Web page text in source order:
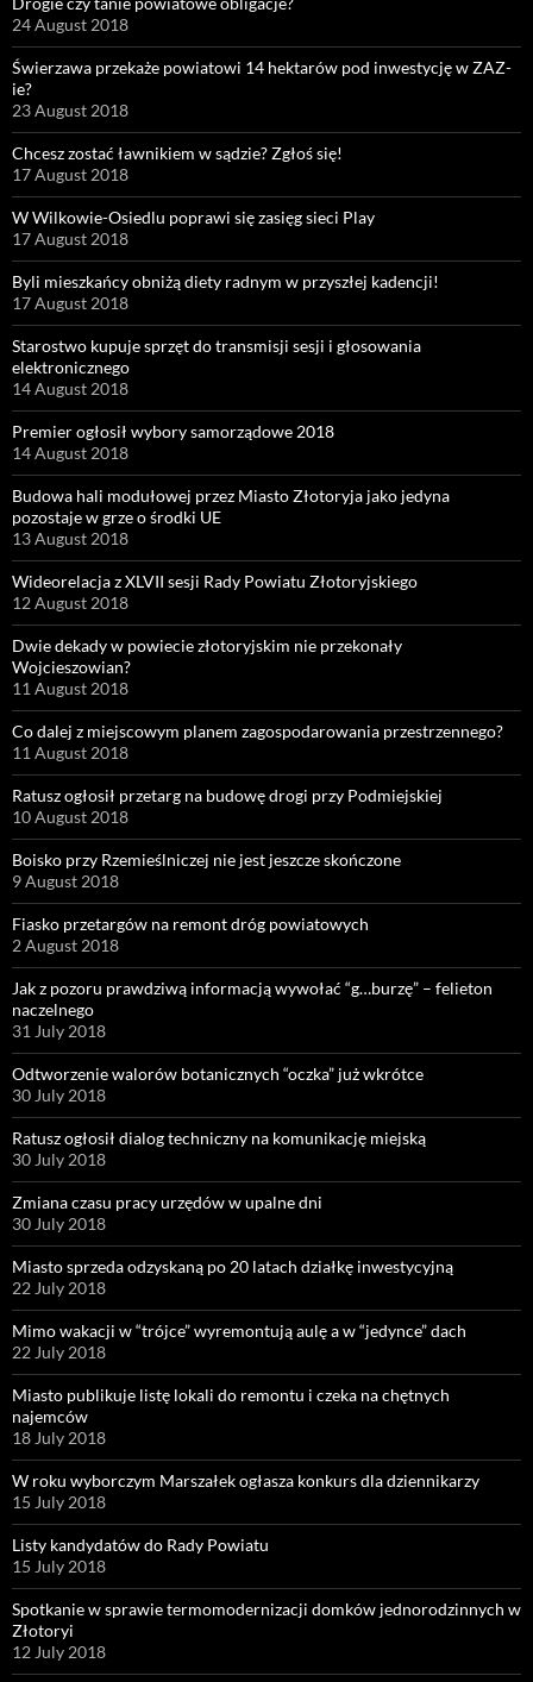
24 August 2018
Świerzawa przekaże powiatowi 14 hektarów pod inwestycję w ZAZ-
ie?
23 August 2018
Chcesz zostać ławnikiem w sądzie? Zgłoś się!
17 August 2018
W Wilkowie-Osiedlu poprawi się zasięg sieci Play
17 August 2018
Byli mieszkańcy obniżą diety radnym w przyszłej kadencji!
17 August 2018
Starostwo kupuje sprzęt do transmisji sesji i głosowania
elektronicznego
14 August 2018
Premier ogłosił wybory samorządowe 2018
14 August 2018
Budowa hali modułowej przez Miasto Złotoryja jako jedyna
pozostaje w grze o środki UE
13 August 2018
Wideorelacja z XLVII sesji Rady Powiatu Złotoryjskiego
12 August 2018
Dwie dekady w powiecie złotoryjskim nie przekonały
Wojcieszowian?
11 August 2018
Co dalej z miejscowym planem zagospodarowania przestrzennego?
11 August 2018
Ratusz ogłosił przetarg na budowę drogi przy Podmiejskiej
10 August 2018
Boisko przy Rzemieślniczej nie jest jeszcze skończone
9 August 2018
Fiasko przetargów na remont dróg powiatowych
2 August 2018
Jak z pozoru prawdziwą informacją wywołać “g…burzę” – felieton
naczelnego
31 July 2018
Odtworzenie walorów botanicznych “oczka” już wkrótce
30 July 2018
Ratusz ogłosił dialog techniczny na komunikację miejską
30 July 2018
Zmiana czasu pracy urzędów w upalne dni
30 July 2018
Miasto sprzeda odzyskaną po 20 latach działkę inwestycyjną
22 July 2018
Mimo wakacji w “trójce” wyremontują aulę a w “jedynce” dach
22 July 2018
Miasto publikuje listę lokali do remontu i czeka na chętnych
najemców
18 July 2018
W roku wyborczym Marszałek ogłasza konkurs dla dziennikarzy
15 July 2018
Listy kandydatów do Rady Powiatu
15 July 2018
Spotkanie w sprawie termomodernizacji domków jednorodzinnych w
Złotoryi
12 July 2018